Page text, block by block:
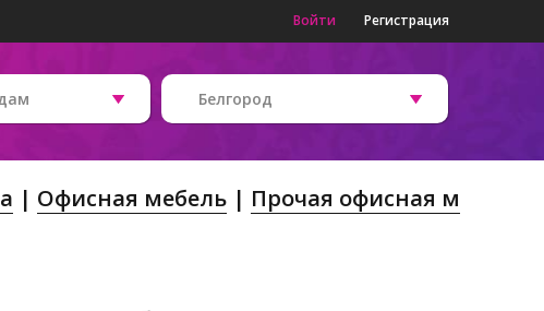
Войти Регистрация
Белгород
Офисная мебель
Прочая офисная м